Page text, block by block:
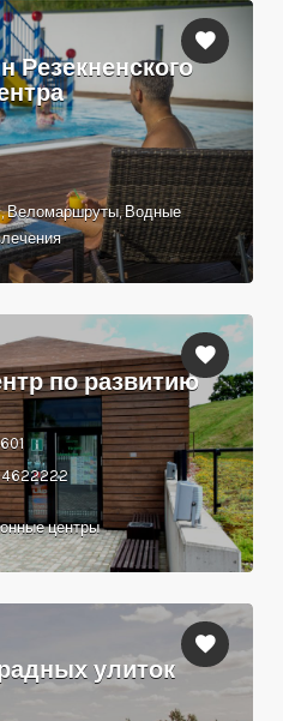
Резекненского
Веломаршруты, Водные
по развитию
центры
улиток